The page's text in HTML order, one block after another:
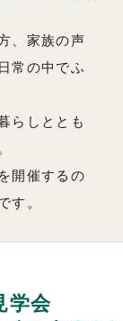
、家族の声
常の中でふ
らしととも
開催するの
す。